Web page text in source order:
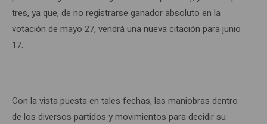
tres, ya que, de no registrarse ganador absoluto en la
votación de mayo 27, vendrá una nueva citación para junio
17.
Con la vista puesta en tales fechas, las maniobras dentro
de los diversos partidos y movimientos para decidir su